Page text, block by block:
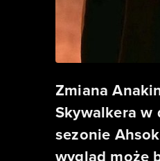
Zmiana
Skywalkera w
sezonie